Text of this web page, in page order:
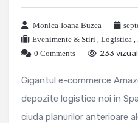
Monica-Ioana Buzea
Evenimente & Stiri , Logistica ,
0 Comments
233
Gigantul e-commerce
depozite logistice noi in
ciuda planurilor anterioare